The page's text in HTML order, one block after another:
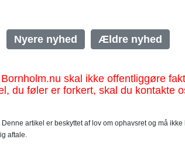
Nyere nyhed Ældre nyhed
skal ikke offentliggøre
du føler er forkert, skal du kontakte
artikel er beskyttet af lov om ophavsret og må
aftale.